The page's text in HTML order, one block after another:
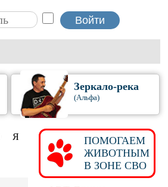
Зеркало-река
(Альфа)
Я
ПОМОГАЕМ
ЖИВОТНЫМ
В ЗОНЕ СВО